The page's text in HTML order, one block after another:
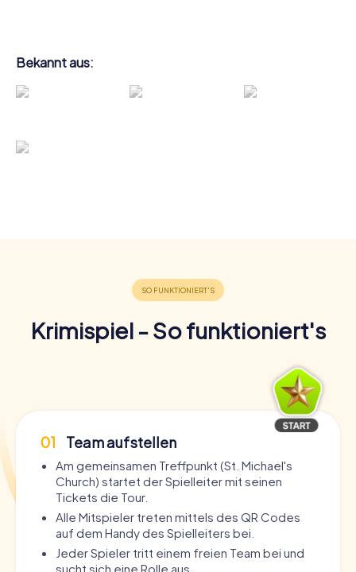
Bekannt aus:
Krimispiel - So funktioniert's
01 Team aufstellen
Am gemeinsamen Treffpunkt (St. Michael's
Church) startet der Spielleiter mit seinen
Tickets die Tour.
Alle Mitspieler treten mittels des QR Codes
auf dem Handy des Spielleiters bei.
Jeder Spieler tritt einem freien Team bei und
sucht sich eine Rolle aus.